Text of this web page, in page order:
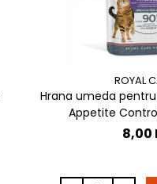
ROYAL
Hrana umeda
Appetite
8,00